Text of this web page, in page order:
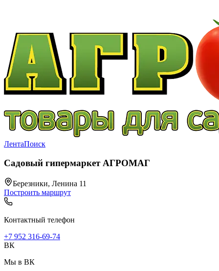
ЛентаПоиск
Садовый гипермаркет АГРОМАГ
Березники, Ленина 11
Построить маршрут
Контактный телефон
+7 952 316-69-74
ВК
Мы в ВК